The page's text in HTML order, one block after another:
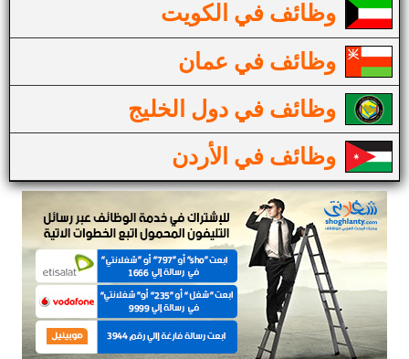
وظائف في الكويت
وظائف في عمان
وظائف في دول الخليج
وظائف في الأردن